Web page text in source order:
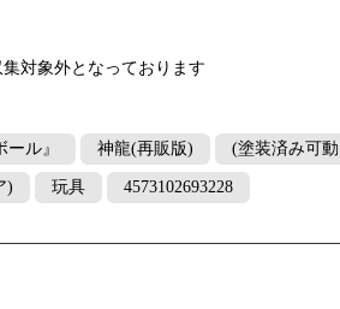
対象外となっております
ール』 神龍(再販版) (塗装済み可
) 玩具 4573102693228